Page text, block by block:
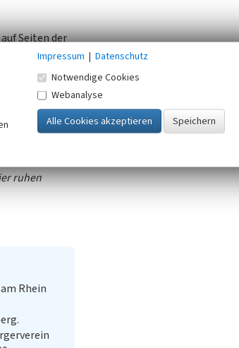
Seiten der
Diesen
die
Ebenso
sie bei evtl.
ruhen
Rhein
Impressum | Datenschutz
Notwendige Cookies
Webanalyse